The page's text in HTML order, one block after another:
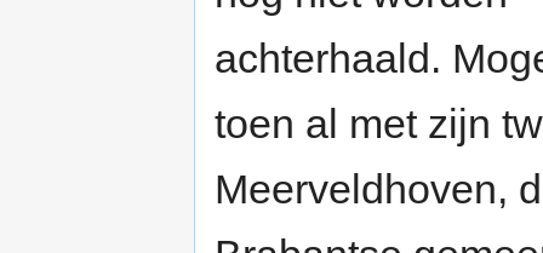
achterhaald.
toen al met zijn
Meerveldhoven,